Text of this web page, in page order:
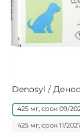
Denosyl /
425 мг, срок 09/
425 мг, срок 11/